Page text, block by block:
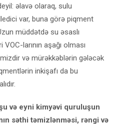
əlavə olaraq, sulu
var, buna görə piqment
müddətdə su əsaslı
larının aşağı olması
və mürəkkəblərin gələcək
inkişafı da bu
və eyni kimyəvi quruluşun
səthi təmizlənməsi, rəngi və